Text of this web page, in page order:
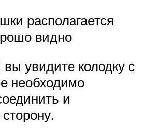
располагается
видно
увидите колодку с
необходимо
и